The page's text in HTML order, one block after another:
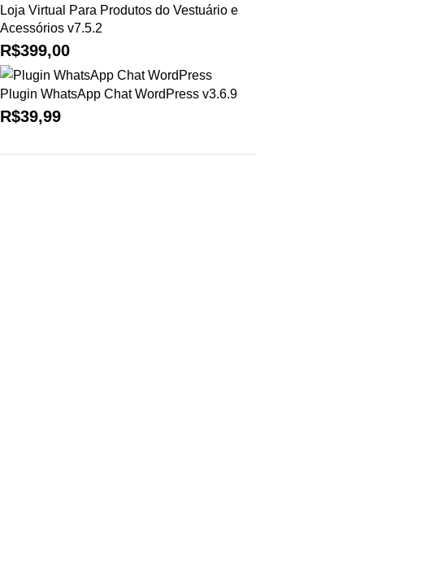
Loja Virtual Para Produtos do Vestuário e
Acessórios v7.5.2
R$399,00
Plugin WhatsApp Chat WordPress v3.6.9
R$39,99